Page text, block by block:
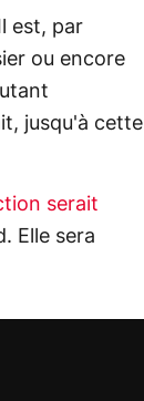
est, par
ou encore
jusqu'à cette
serait
Elle sera